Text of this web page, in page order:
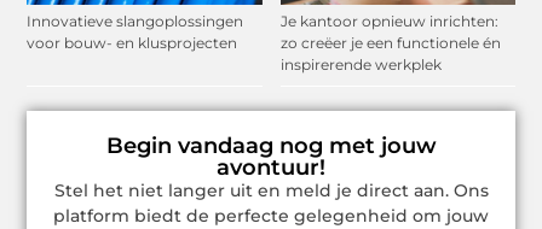
Innovatieve slangoplossingen
voor bouw- en klusprojecten
Je kantoor opnieuw inrichten:
zo creëer je een functionele én
inspirerende werkplek
Begin vandaag nog met jouw
avontuur!
Stel het niet langer uit en meld je direct aan. Ons
platform biedt de perfecte gelegenheid om jouw